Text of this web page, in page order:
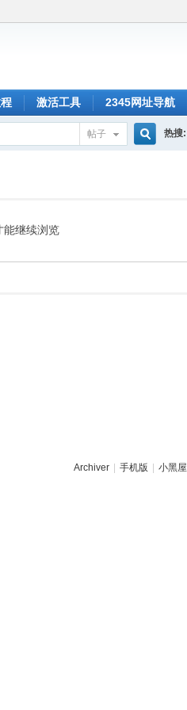
激活工具 2345网址导航
帖子 热搜:
能继续浏览
Archiver 手机版 小黑屋